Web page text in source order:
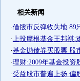
相关新闻
·借股市反弹收失地 89
· 上投摩根基金王邦祺
·基金抛债券买股票 股
·理财:2009年基金投资
·受益股市普遍上扬 偏